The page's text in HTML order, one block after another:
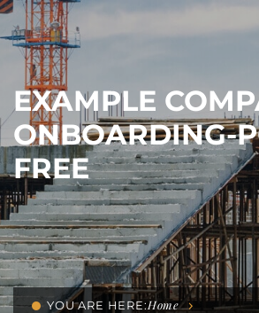
EXAMPLE
ONBOARDING-
FREE
YOU ARE HERE:Home